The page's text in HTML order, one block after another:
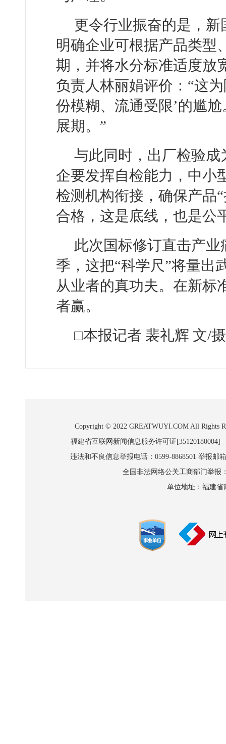
更令行业振奋的是，
明确企业可根据产品类型
期，并将水分标准适度放
负责人林丽娟评价：“这
份模糊、流通受限’的尴
展期。”
与此同时，出厂检验
企要发挥自检能力，中小
检测机构衔接，确保产品
合格，这是底线，也是公
此次国标修订直击产
季，这把“科学尺”将量出
从业者的真功夫。在新标
者赢。
□本报记者 裴礼辉 文/摄
Copyright © 2022 GREATWUYI.COM All Rights
福建省互联网新闻信息服务许可证
违法和不良信息举报电话：0599-8868501 举报邮
全国非法网络公关工商部门举报
单位地址：福建省